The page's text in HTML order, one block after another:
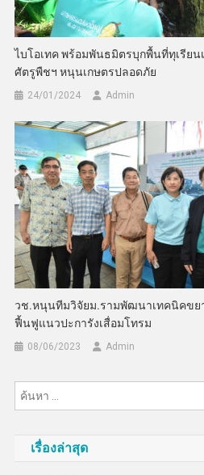
ไบโอเทค พร้อมพันธมิตรบุกพื้นที่ทุเรีย
ศัตรูพืชฯ หนุนเกษตรปลอดภัย
24/01/2024 Admin
วช.หนุนทีมวิจัยม.รามพัฒนาเทคนิคขย
ฟื้นฟูแนวปะการังเสื่อมโทรม
08/06/2023 Admin
เรื่องล่าสุด